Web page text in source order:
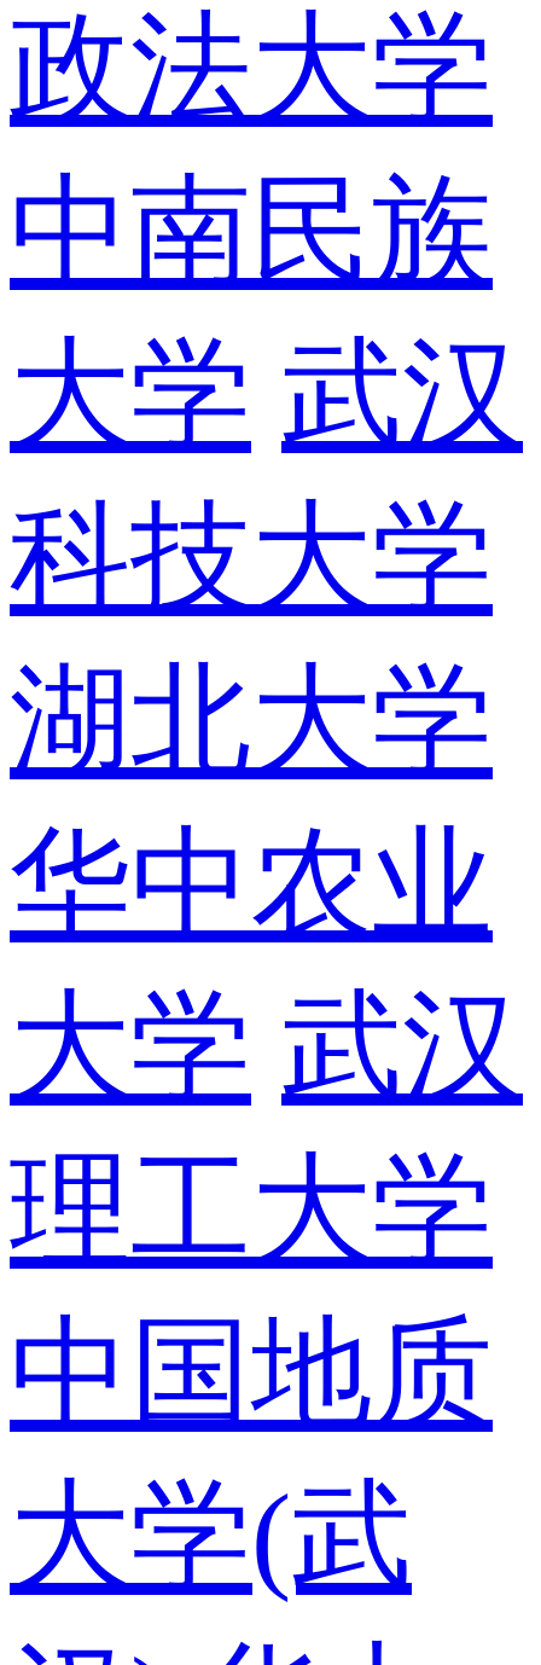
政法大学
中南民族
大学 武汉
科技大学
湖北大学
华中农业
大学 武汉
理工大学
中国地质
大学(武